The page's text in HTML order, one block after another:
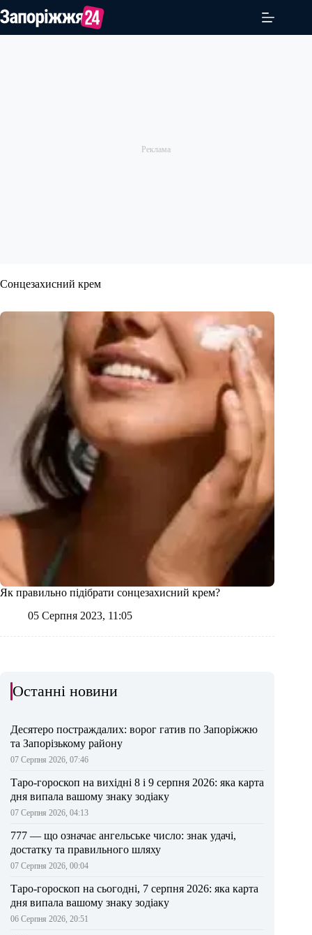
до
Сонцезахисний крем
Як правильно підібрати сонцезахисний крем?
05 Серпня 2023, 11:05
Останні новини
Десятеро постраждалих: ворог гатив по Запоріжжю
та Запорізькому району
07 Серпня 2026, 07:46
Таро-гороскоп на вихідні 8 і 9 серпня 2026: яка карта
дня випала вашому знаку зодіаку
07 Серпня 2026, 04:13
777 — що означає ангельське число: знак удачі,
достатку та правильного шляху
07 Серпня 2026, 00:04
Таро-гороскоп на сьогодні, 7 серпня 2026: яка карта
дня випала вашому знаку зодіаку
06 Серпня 2026, 20:51